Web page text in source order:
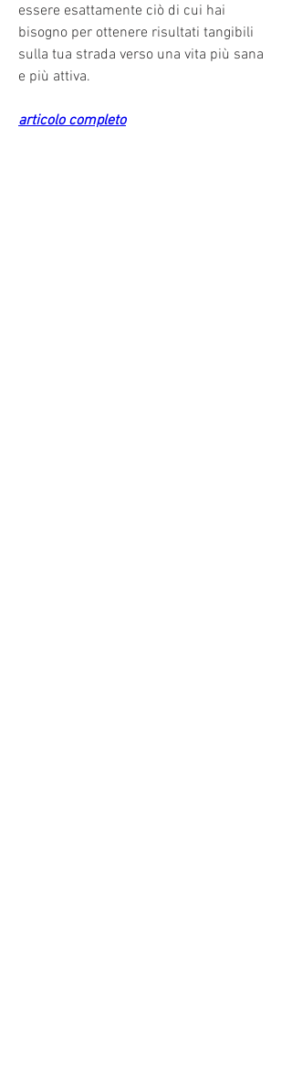
essere esattamente ciò di cui hai
bisogno per ottenere risultati tangibili
sulla tua strada verso una vita più sana
e più attiva.
articolo completo